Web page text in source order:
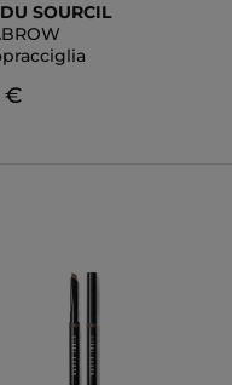
SOURCIL
€